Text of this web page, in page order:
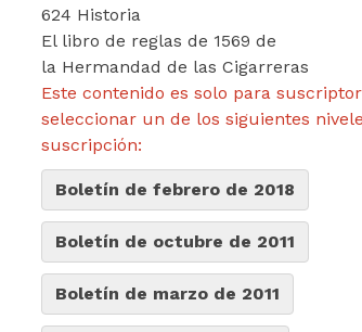
624 Historia
El libro de reglas de 1569 de
la Hermandad de las Cigarreras
Este contenido es solo para
seleccionar un de los siguientes
suscripción:
Boletín de febrero de 2018
Boletín de octubre de 2011
Boletín de marzo de 2011